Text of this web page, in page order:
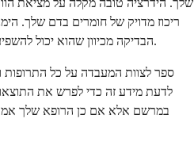
שלך. הידרציה טובה מקלה על מציאת
הבדיקה מכיוון שהוא יכול להשפיע על תפקוד הכבד ומדידות אחרות.
ספר לצוות המעבדה על כל
לדעת מידע זה כדי לפרש את
במרשם אלא אם כן הרופא שלך